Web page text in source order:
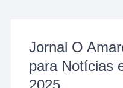
Jornal O
para Notícias
2025